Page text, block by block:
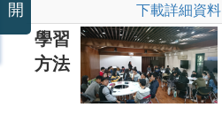
下載詳細資料
學習
方法
開